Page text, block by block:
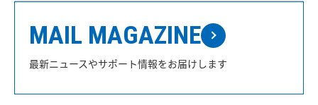
MAIL MAGAZINE
最新ニュースやサポート情報をお届けします